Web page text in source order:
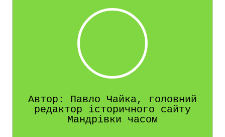
Автор: Павло Чайка, головний
редактор історичного сайту
Мандрівки часом